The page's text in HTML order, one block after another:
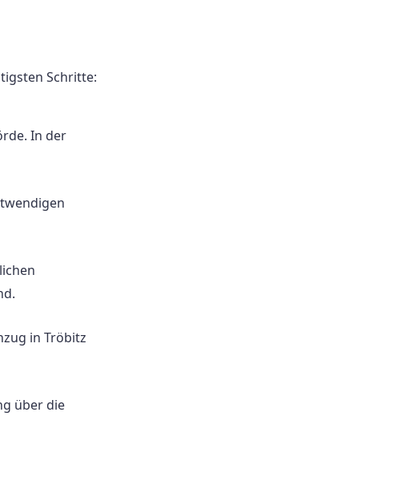
Schritte:
In der
in Tröbitz
über die